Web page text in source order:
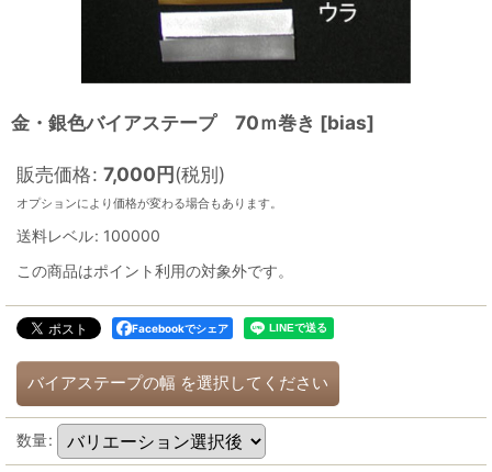
金・銀色バイアステープ 70ｍ巻き [bias]
販売価格: 7,000円(税別)
オプションにより価格が変わる場合もあります。
送料レベル: 100000
この商品はポイント利用の対象外です。
Facebookでシェア
バイアステープの幅 を選択してください
数量: